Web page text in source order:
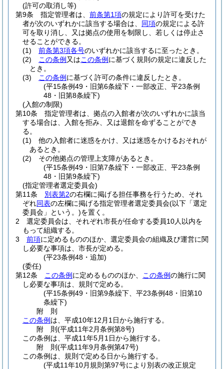
(許可の取消し等)
第9条
指定管理者は、 前条第1項の規定により許可を受けた
者が次のいずれかに該当する場合は、 同項の規定による許
可を取り消し、又は拠点の使用を制限し、若しくは停止さ
せることができる。
(1)
前条第3項各号のいずれかに該当するに至ったとき。
(2)
この条例 又はこの条例 に基づく規則の規定に違反した
とき。
(3)
この条例 に基づく許可の条件に違反したとき。
(平15条例49・旧第6条繰下・一部改正、平23条例
48・旧第8条繰下)
(入館の制限)
第10条
指定管理者は、拠点の入館者が次のいずれかに該当
する場合は、入館を拒み、又は退館を命ずることができ
る。
(1)
他の入館者に迷惑をかけ、又は迷惑をかけるおそれが
あるとき。
(2)
その他拠点の管理上支障があるとき。
(平15条例49・旧第7条繰下・一部改正、平23条例
48・旧第9条繰下)
(指定管理者選定委員会)
第11条
別表第2の右欄に掲げる担任事務を行うため、それ
ぞれ同表の左欄に掲げる指定管理者選定委員会(以下「選定
委員会」という。)を置く。
2
選定委員会は、それぞれ市長が任命する委員10人以内を
もって組織する。
3
前項に定めるもののほか、選定委員会の組織及び運営に関
し必要な事項は、市長が定める。
(平23条例48・追加)
(委任)
第12条
この条例 に定めるもののほか、 この条例の施行に関
し必要な事項は、規則で定める。
(平15条例49・旧第9条繰下、平23条例48・旧第10
条繰下)
附 則
この条例 は、平成10年12月1日から施行する。
附 則(平成11年2月条例第8号)
この条例は、平成11年5月1日から施行する。
附 則(平成11年9月条例第47号)
この条例は、規則で定める日から施行する。
(平成11年10月規則第97号により別表の改正規定